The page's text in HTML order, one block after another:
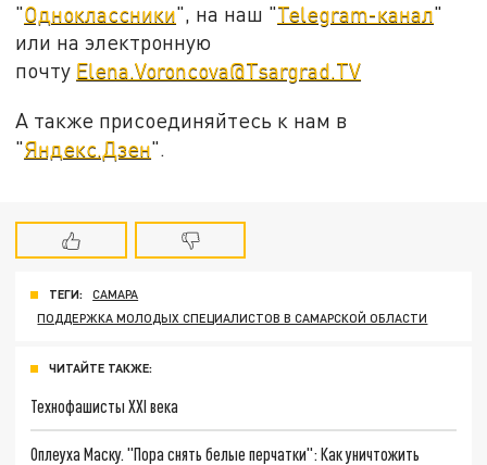
"Одноклассники", на наш "Telegram-канал"
или на электронную
почту Elena.Voroncova@Tsargrad.TV
А также присоединяйтесь к нам в
"Яндекс.Дзен".
ТЕГИ:
САМАРА
ПОДДЕРЖКА МОЛОДЫХ СПЕЦИАЛИСТОВ В САМАРСКОЙ ОБЛАСТИ
ЧИТАЙТЕ ТАКЖЕ:
Технофашисты XXI века
Оплеуха Маску. "Пора снять белые перчатки": Как уничтожить